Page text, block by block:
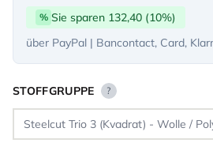
% Sie sparen 132,40 (10%)
über PayPal | Bancontact, Card,
STOFFGRUPPE ?